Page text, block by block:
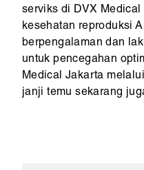
serviks di DVX
kesehatan reproduksi
berpengalaman dan
untuk pencegahan
Medical Jakarta
janji temu sekarang